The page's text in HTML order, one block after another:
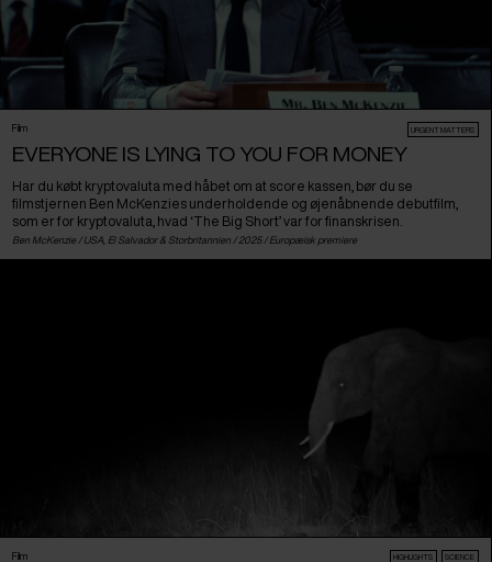
Film URGENT MATTERS
EVERYONE IS LYING TO YOU FOR MONEY
Har du købt kryptovaluta med håbet om at score kassen, bør du se
filmstjernen Ben McKenzies underholdende og øjenåbnende debutfilm,
som er for kryptovaluta, hvad ‘The Big Short’ var for finanskrisen.
Ben McKenzie / USA El Salvador& Storbritannien / 2025 / Europæisk premiere
Film HIGHLIGHTS SCIENCE